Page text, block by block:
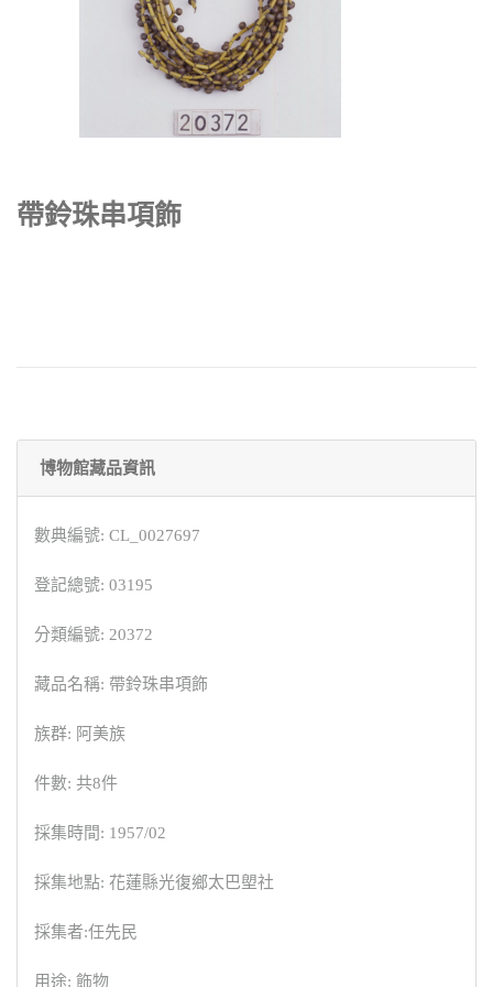
帶鈴珠串項飾
博物館藏品資訊
數典編號: CL_0027697
登記總號: 03195
分類編號: 20372
藏品名稱: 帶鈴珠串項飾
族群: 阿美族
件數: 共8件
採集時間: 1957/02
採集地點: 花蓮縣光復鄉太巴塱社
採集者:任先民
用途: 飾物